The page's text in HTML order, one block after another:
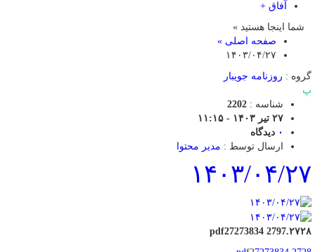
آفاق +
شما اینجا هستید »
صفحه اصلی »
۱۴۰۳/۰۴/۲۷
گروه : روزنامه جویبار
پ
شناسه : 2202
۲۷ تیر ۱۴۰۳ - ۱۱:۱۵
۰ دیدگاه
ارسال توسط : مدیر محتوا
۱۴۰۳/۰۴/۲۷
۲۷۲۸.pdf27273834 2797